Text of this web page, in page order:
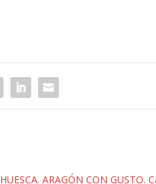
HUESCA. ARAGÓN CON GUSTO.